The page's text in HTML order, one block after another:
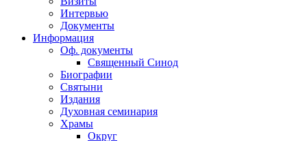
Интервью
Документы
Информация
Оф. документы
Священный Синод
Биографии
Святыни
Издания
Духовная семинария
Храмы
Округ